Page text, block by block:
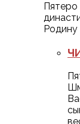
Пятеро